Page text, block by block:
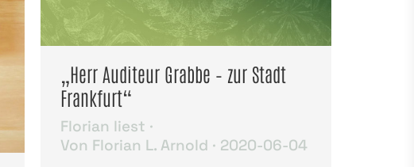
„Herr Auditeur Grabbe – zur Stadt
Frankfurt“
Florian liest
Von Florian L. Arnold 2020-06-04